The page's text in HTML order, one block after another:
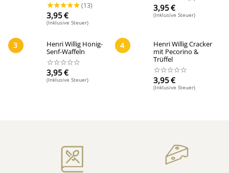
3,95€
(Inklusive Steuer)
3,95€
(Inklusive Steuer)
3
Henri Willig Honig-
Senf-Waffeln
3,95€
(Inklusive Steuer)
4
Henri Willig Cracker
mit Pecorino &
Trüffel
3,95€
(Inklusive Steuer)